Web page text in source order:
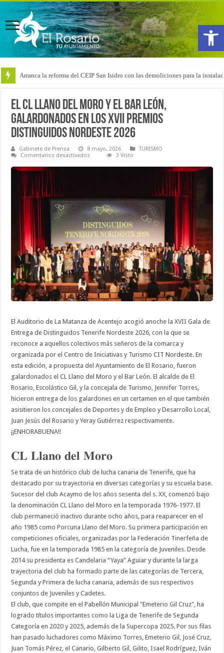
Abrir
Arranca la reforma del CEIP San Isidro con las demoliciones para la
El CL Llano del Moro y el Bar León,
galardonados en los XVII Premios
Distinguidos Nordeste 2026
Gabinete de Prensa 8 mayo, 2026
TURISMO
Comentarios desactivados
CL
el
Bar
León,
galardonados
en
los
Premios
Distinguidos
Nordeste
2026
3 Visto
El Auditorio de La Matanza de Acentejo acogió anoche la XVII Gala de
Entrega de Distinguidos Tenerife Nordeste 2026, con la que se
reconoce a aquellos colectivos más señeros de la comarca y
organizada por el Centro de Iniciativas y TurismoCIT Nordeste. En
esta edición, a propuesta del Ayuntamiento de El Rosario, fueron
galardonados el CLLlano del Moro y el Bar León. El alcalde de El
Rosario, Escolástico Gil, y la concejala de Turismo, Jennifer Torres,
hicieron entrega de los galardones en un certamen en el que también
asisitieron los concejales de Deportes y de Empleo y Desarrollo Local,
Juan Jesús del Rosario y Yeray Gutiérrez respectivamente.
¡¡ENHORABUENA!!
𝐂𝐋 𝐋𝐥𝐚𝐧𝐨 𝐝𝐞𝐥 𝐌𝐨𝐫𝐨
Se trata de un histórico club de lucha canaria de Tenerife, que ha
destacado por su trayectoria en diversas categorías y su escuela base.
Sucesor del club Acaymo de los años sesenta del s. XX, comenzó bajo
la denominación CL Llano del Moro en la temporada 1976-1977. El
club permaneció inactivo durante ocho años, para reaparecer en el
año 1985 como Porcuna Llano del Moro. Su primera participación en
competiciones oficiales, organizadas por la Federación Tinerfeña de
Lucha, fue en la temporada 1985 en la categoría de Juveniles. Desde
2014 su presidenta es Candelaria “Yaya” Aguiar y durante la larga
trayectoria del club ha formado parte de las categorías de Tercera,
Segunda y Primera de lucha canaria, además de sus respectivos
conjuntos de Juveniles y Cadetes.
El club, que compite en el Pabellón Municipal "Emeterio Gil Cruz", ha
logrado títulos importantes como la Liga de Tenerife de Segunda
Categoría en 2020 y 2025, además de la Supercopa 2025. Por sus filas
han pasado luchadores como Máximo Torres, Emeterio Gil, José Cruz,
Juan Tomás Pérez, el Canario, Gilberto Gil, Gilito, Isael Rodríguez, Iván